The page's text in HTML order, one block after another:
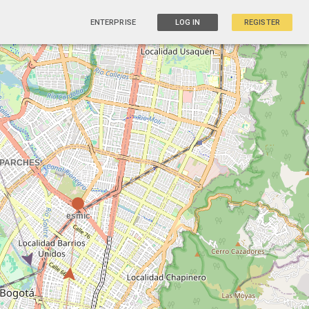
ENTERPRISE LOG IN REGISTER